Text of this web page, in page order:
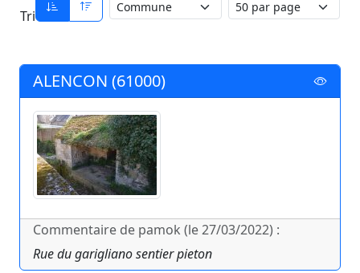
Tri
ALENCON (61000)
Commentaire de pamok (le 27/03/2022) :
Rue du garigliano sentier pieton